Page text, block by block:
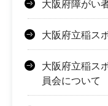
大阪府障がい
大阪府立稲ス
大阪府立稲ス
員会について